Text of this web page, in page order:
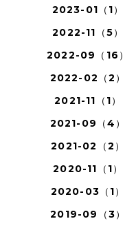
2023-01（1）
2022-11（5）
2022-09（16）
2022-02（2）
2021-11（1）
2021-09（4）
2021-02（2）
2020-11（1）
2020-03（1）
2019-09（3）